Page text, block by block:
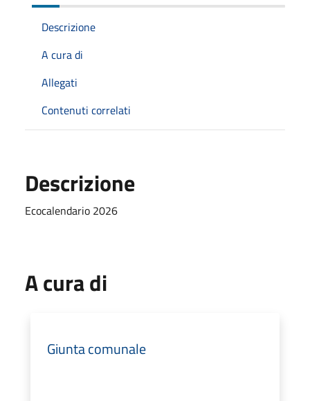
Descrizione
A cura di
Allegati
Contenuti correlati
Descrizione
Ecocalendario 2026
A cura di
Giunta comunale